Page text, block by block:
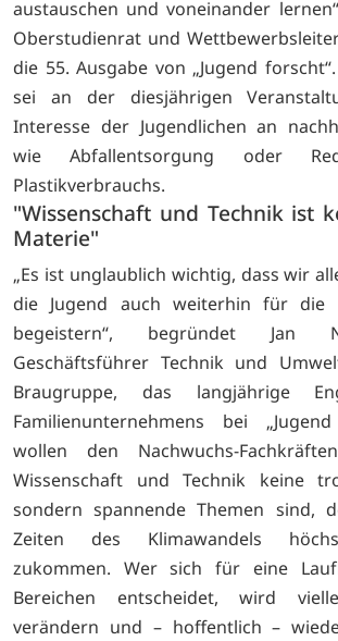
austauschen und voneinander
Oberstudienrat und
die 55. Ausgabe von „Jugend
sei an der diesjährigen
Interesse der Jugendlichen an
wie Abfallentsorgung oder
Plastikverbrauchs.
"Wissenschaft und Technik ist
Materie"
„Es ist unglaublich wichtig, dass wir
die Jugend auch weiterhin für die
begeistern“, begründet Jan
Geschäftsführer Technik und
Braugruppe, das langjährige
Familienunternehmens bei
wollen den Nachwuchs-
Wissenschaft und Technik keine
sondern spannende Themen sind,
Zeiten des Klimawandels
zukommen. Wer sich für eine
Bereichen entscheidet, wird
verändern und – hoffentlich –